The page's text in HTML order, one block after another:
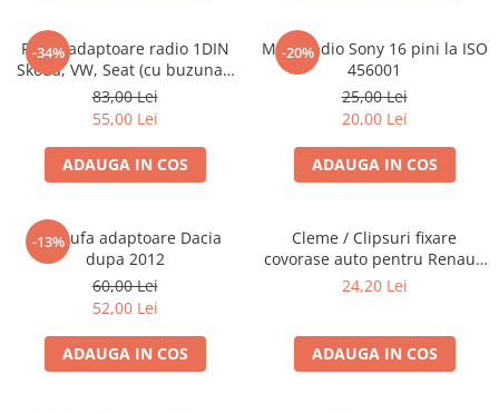
-34%
Rama adaptoare radio 1DIN
Skoda, VW, Seat (cu buzunar)
40.145
83,00 Lei
55,00 Lei
ADAUGA IN COS
-20%
Mufa radio Sony 16 pini la ISO
456001
25,00 Lei
20,00 Lei
ADAUGA IN COS
-13%
Set mufa adaptoare Dacia
dupa 2012
60,00 Lei
52,00 Lei
ADAUGA IN COS
Cleme / Clipsuri fixare
covorase auto pentru Renault
/ Nissan
24,20 Lei
ADAUGA IN COS